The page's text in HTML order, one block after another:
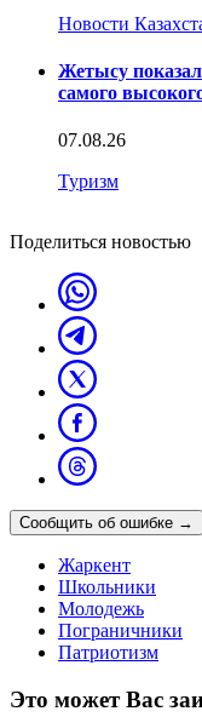
Новости
Жетысу
самого
07.08.26
Туризм
Поделиться новостью
Сообщить об ошибке →
Жаркент
Школьники
Молодежь
Пограничники
Патриотизм
Это может Вас